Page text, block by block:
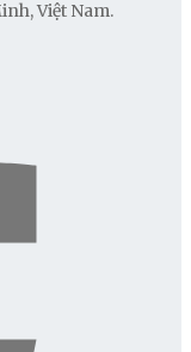
Việt Nam.